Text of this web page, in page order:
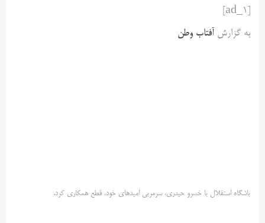
به گزارش آفتاب وطن
باشگاه استقلال با خسرو حیدری، سرمربی امیدهای خود، قطع همکاری کرد.